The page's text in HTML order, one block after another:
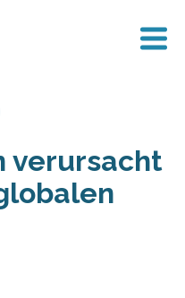
verursacht